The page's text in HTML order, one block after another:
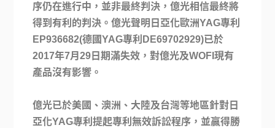
序仍在進行中，並非最終判決，億光相信最終將
得到有利的判決。億光聲明日亞化歐洲YAG專利
EP936682(德國YAG專利DE69702929)已於
2017年7月29日期滿失效，對億光及WOFI現有
產品沒有影響。
億光已於美國、澳洲、大陸及台灣等地區針對日
亞化YAG專利提起專利無效訴訟程序，並贏得勝